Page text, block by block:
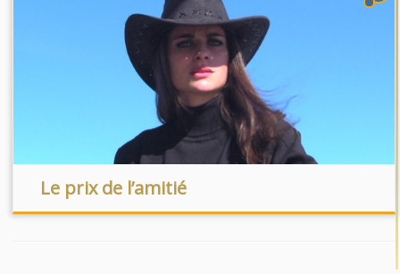
Le prix de l’amitié